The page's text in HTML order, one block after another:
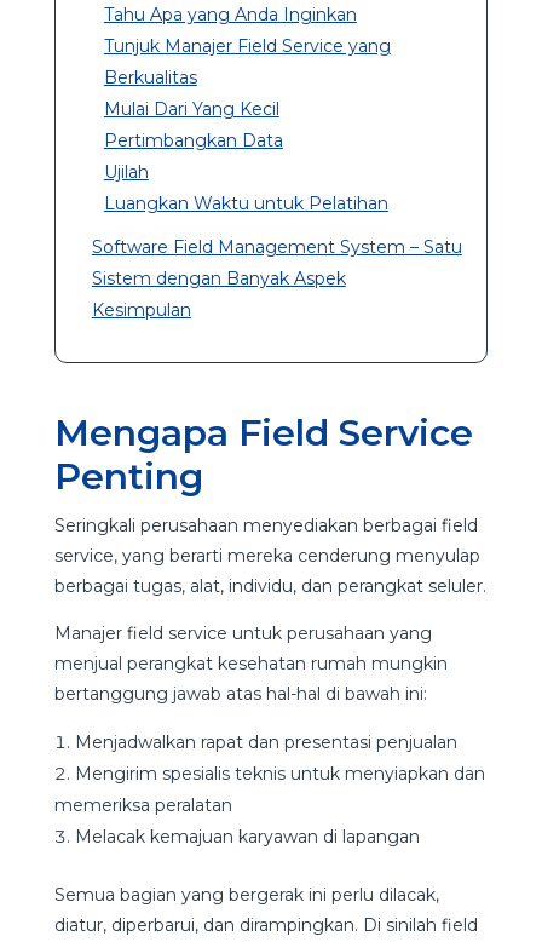
Tahu Apa yang Anda Inginkan
Tunjuk Manajer Field Service yang
Berkualitas
Mulai Dari Yang Kecil
Pertimbangkan Data
Ujilah
Luangkan Waktu untuk Pelatihan
Software Field Management System – Satu
Sistem dengan Banyak Aspek
Kesimpulan
Mengapa Field Service
Penting
Seringkali perusahaan menyediakan berbagai field
service, yang berarti mereka cenderung menyulap
berbagai tugas, alat, individu, dan perangkat seluler.
Manajer field service untuk perusahaan yang
menjual perangkat kesehatan rumah mungkin
bertanggung jawab atas hal-hal di bawah ini:
Menjadwalkan rapat dan presentasi penjualan
Mengirim spesialis teknis untuk menyiapkan dan
memeriksa peralatan
Melacak kemajuan karyawan di lapangan
Semua bagian yang bergerak ini perlu dilacak,
diatur, diperbarui, dan dirampingkan. Di sinilah field